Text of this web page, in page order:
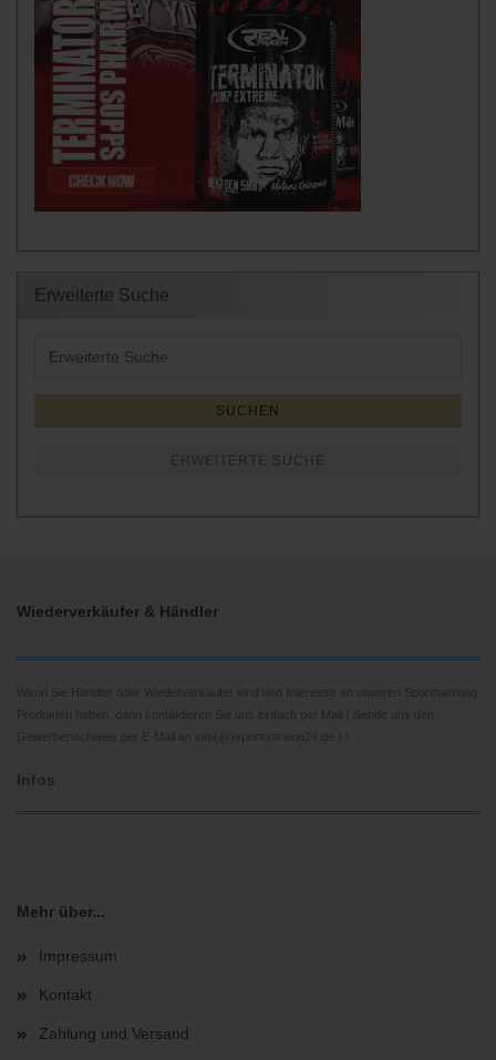
Erweiterte Suche
Suche
SUCHEN
ERWEITERTE SUCHE
Wiederverkäufer & Händler
Wenn Sie Händler oder Wiederverkäufer sind und Interesse an unseren Sportnahrung
Produkten haben, dann kontaktieren Sie uns einfach per Mail ( Sende uns den
Gewerbenachweis per E-Mail an info(@)sportnutrition24.de ) !
Infos
Mehr über...
Impressum
Kontakt
Zahlung und Versand